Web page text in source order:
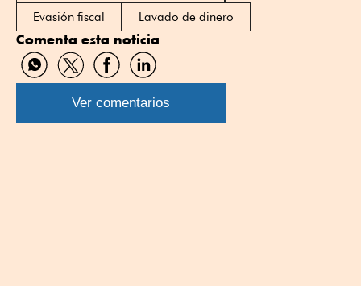
Evasión fiscal
Lavado de dinero
Comenta esta noticia
Compartir
por
WhatsApp
Compartir
por
Twitter
Compartir
por
Facebook
Compartir
por
Linkedin
Ver comentarios